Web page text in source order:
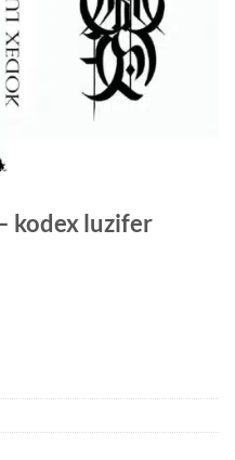
kodex luzifer